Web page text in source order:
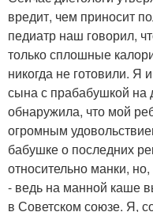
вредит, чем приносит
педиатр наш говорил,
только сплошные
никогда не готовили.
сына с прабабушкой на
обнаружила, что мой
огромным
бабушке о последних
относительно манки,
- ведь на манной каше
в Советском союзе. Я,